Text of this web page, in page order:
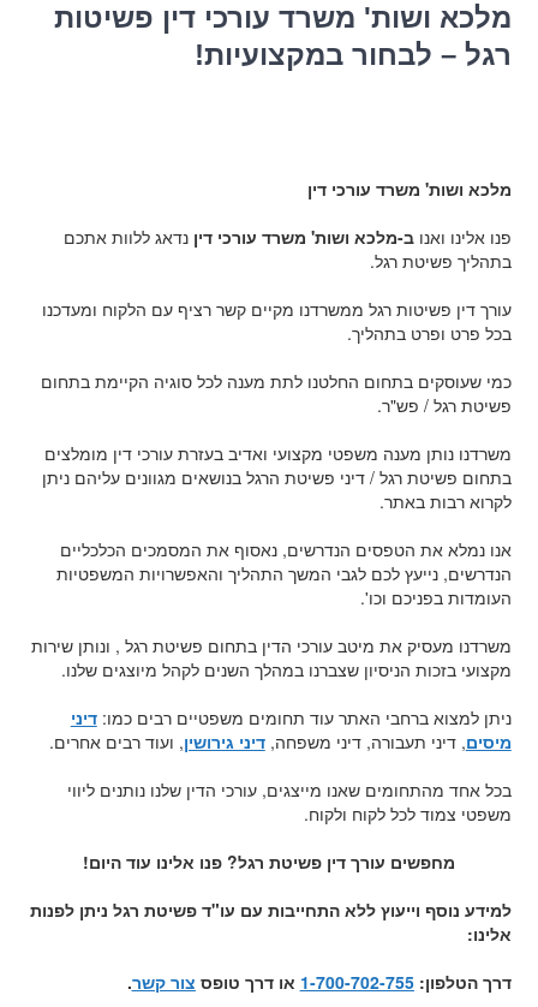
מלכא ושות' משרד עורכי דין פשיטות
רגל – לבחור במקצועיות!
מלכא ושות' משרד עורכי דין
פנו אלינו ואנוב-מלכא ושות' משרד עורכי דין נדאג ללוות אתכם
בתהליך פשיטת רגל.
עורך דין פשיטות רגל ממשרדנו מקיים קשר רציף עם הלקוח ומעדכנו
בכל פרט ופרט בתהליך.
כמי שעוסקים בתחום החלטנו לתת מענה לכל סוגיה הקיימת בתחום
פשיטת רגל / פש"ר.
משרדנו נותן מענה משפטי מקצועי ואדיב בעזרת עורכי דין מומלצים
בתחום פשיטת רגל / דיני פשיטת הרגל בנושאים מגוונים עליהם ניתן
לקרוא רבות באתר.
אנו נמלא את הטפסים הנדרשים, נאסוף את המסמכים הכלכליים
הנדרשים, נייעץ לכם לגבי המשך התהליך והאפשרויות המשפטיות
העומדות בפניכם וכו'.
משרדנו מעסיק את מיטב עורכי הדין בתחום פשיטת רגל , ונותן שירות
מקצועי בזכות הניסיון שצברנו במהלך השנים לקהל מיוצגים שלנו.
ניתן למצוא ברחבי האתר עוד תחומים משפטיים רבים כמו:דיני
מיסים, דיני תעבורה, דיני משפחה,דיני גירושין, ועוד רבים אחרים.
בכל אחד מהתחומים שאנו מייצגים, עורכי הדין שלנו נותנים ליווי
משפטי צמוד לכל לקוח ולקוח.
מחפשים עורך דין פשיטת רגל? פנו אלינו עוד היום!
למידע נוסף וייעוץ ללא התחייבות עם עו"ד פשיטת רגל ניתן לפנות
אלינו:
דרך הטלפון:1-700-702-755 או דרך טופס צור קשר.